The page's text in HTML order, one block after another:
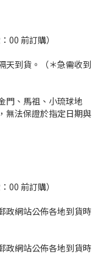
00 前訂購）
天到貨。（＊急需收到
門、馬祖、小琉球地
無法保證於指定日期與
00 前訂購）
政網站公佈各地到貨時
政網站公佈各地到貨時